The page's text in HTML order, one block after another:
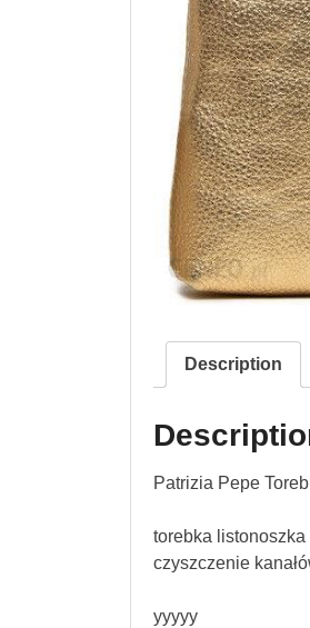
Description
Patrizia Pepe
torebka
czyszczenie
yyyyy